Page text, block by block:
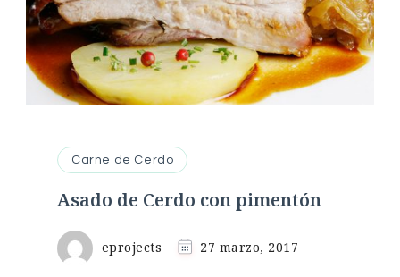
Carne de Cerdo
Asado de Cerdo con pimentón
eprojects 27 marzo, 2017